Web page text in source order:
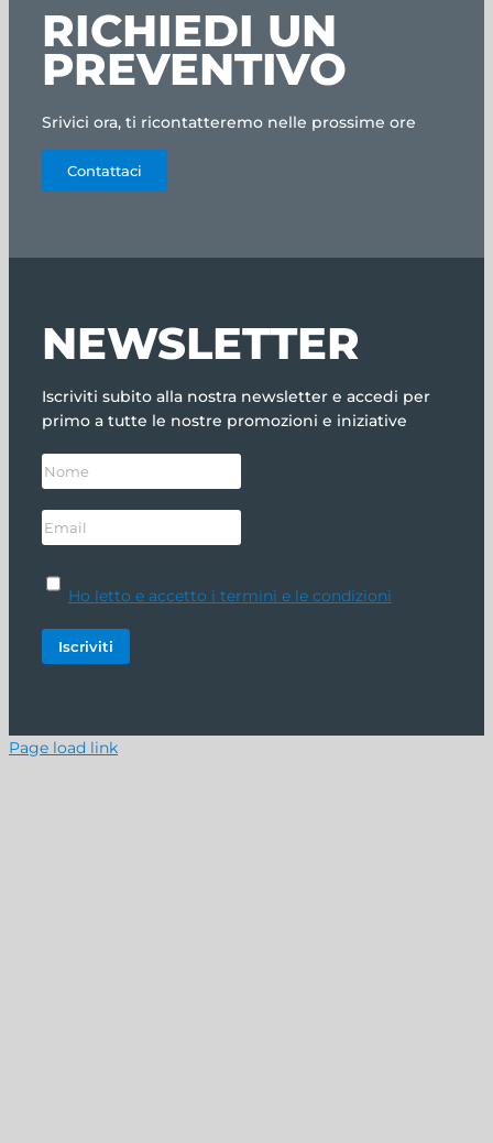
RICHIEDI UN
PREVENTIVO
Srivici ora, ti ricontatteremo nelle prossime ore
Contattaci
NEWSLETTER
Iscriviti subito alla nostra newsletter e accedi per
primo a tutte le nostre promozioni e iniziative
Ho letto e accetto i termini e le condizioni
Page load link